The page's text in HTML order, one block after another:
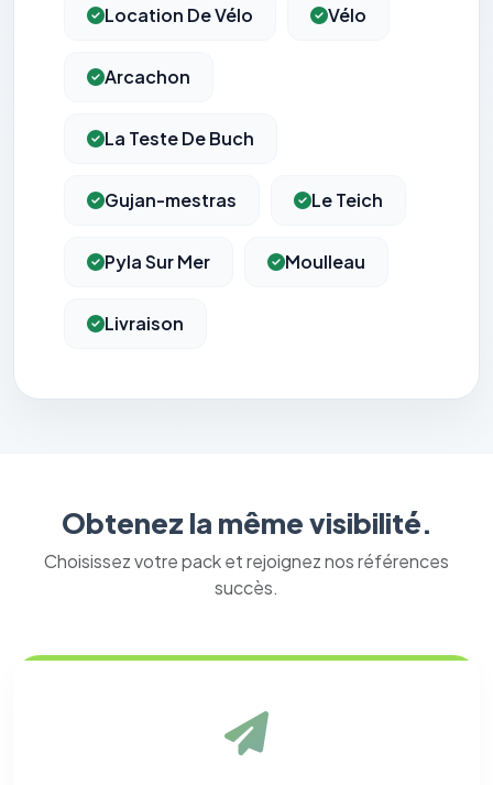
Location De Vélo Vélo
Arcachon
La Teste De Buch
Gujan-mestras Le Teich
Pyla Sur Mer Moulleau
Livraison
Obtenez la même visibilité.
Choisissez votre pack et rejoignez nos références
succès.